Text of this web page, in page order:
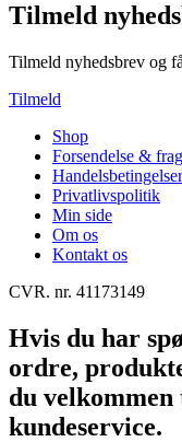
Tilmeld
Tilmeld nyhedsbrev og
Tilmeld
Shop
Forsendelse &
Handelsbetingelser
Privatlivspolitik
Min side
Om os
Kontakt os
CVR. nr. 41173149
Hvis du har
ordre,
du
kundeservice.